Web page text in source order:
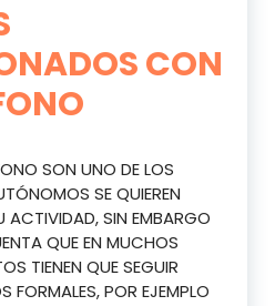
CON
SON UNO DE LOS
SE QUIEREN
ACTIVIDAD, SIN EMBARGO
QUE EN MUCHOS
TIENEN QUE SEGUIR
FORMALES, POR EJEMPLO